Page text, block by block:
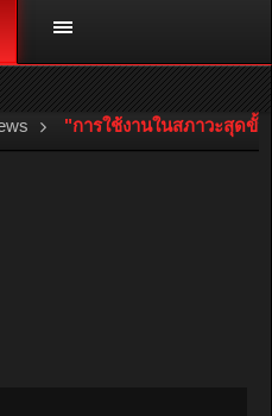
หรือโทร. 081-811-1138
ดเพิ่มเติม คลิกที่นี่
"การใช้งานในสภาวะสุดขั้